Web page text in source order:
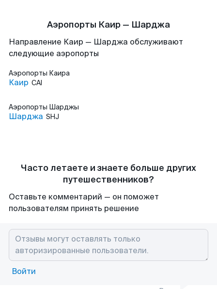
Аэропорты Каир — Шарджа
Направление Каир — Шарджа обслуживают
следующие аэропорты
Аэропорты Каира
Каир CAI
Аэропорты Шарджы
Шарджа SHJ
Часто летаете и знаете больше других
путешественников?
Оставьте комментарий — он поможет
пользователям принять решение
Войти